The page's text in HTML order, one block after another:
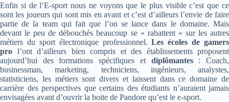
Enfin si de l’E-sport nous ne voyons que le plus visible c’est que ce
sont les joueurs qui sont mis en avant et c’est d’ailleurs l’envie de faire
partie de la team qui fait que l’on se lance dans le domaine. Mais
devant le peu de débouchés beaucoup se « rabattent » sur les autres
métiers du sport électronique professionnel.Les écoles de gamers
pro l’ont d’ailleurs bien compris et des établissements proposent
aujourd’hui des formations spécifiques et diplômantes : Coach,
businessman, marketing, techniciens, ingénieurs, analystes,
statisticiens, les métiers sont divers et laissent dans ce domaine de
carrière des perspectives que certains des étudiants n’auraient jamais
envisagées avant d’ouvrir la boite de Pandore qu’est le e-sport.